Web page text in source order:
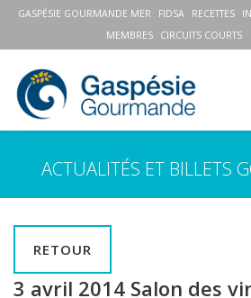
GASPÉSIE GOURMANDE MER FIDSA RECETTES
MEMBRES
CIRCUITS COURTS
ACTUALITÉS ET BILLETS
RETOUR
3 avril 2014 Salon des